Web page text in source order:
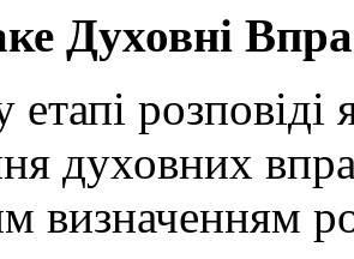
Духовні
духовних
визначенням